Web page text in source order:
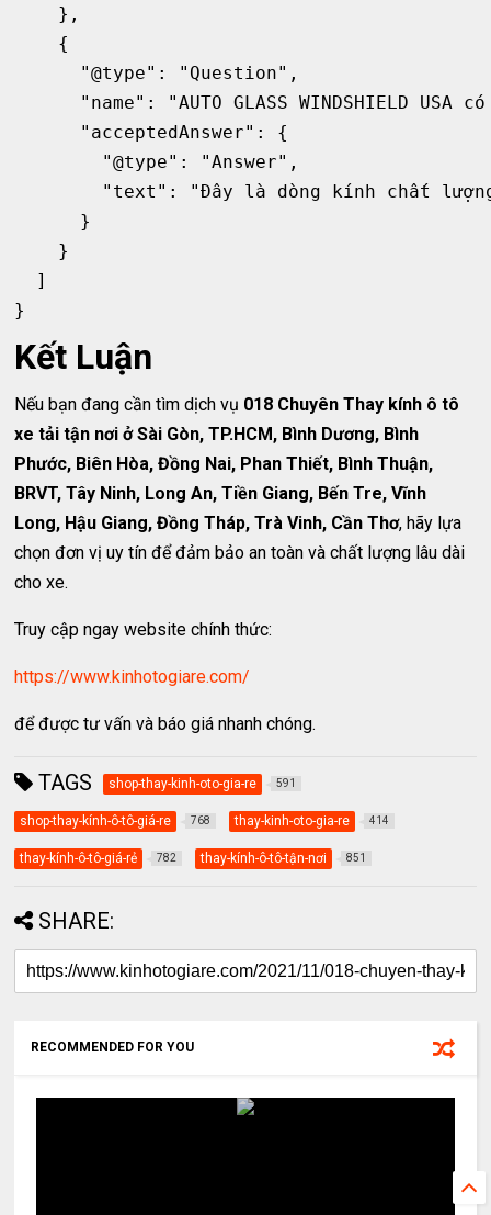
    },
    {
      "@type": "Question",
"name": "AUTO GLASS WINDSHIELD USA
      "acceptedAnswer": {
        "@type": "Answer",
"text": "Đây là dòng kính chất
      }
    }
  ]
Kết Luận
Nếu bạn đang cần tìm dịch vụ 018 Chuyên Thay kính ô tô
xe tải tận nơi ở Sài Gòn, TP.HCM, Bình Dương, Bình
Phước, Biên Hòa, Đồng Nai, Phan Thiết, Bình Thuận,
BRVT, Tây Ninh, Long An, Tiền Giang, Bến Tre, Vĩnh
Long, Hậu Giang, Đồng Tháp, Trà Vinh, Cần Thơ, hãy lựa
chọn đơn vị uy tín để đảm bảo an toàn và chất lượng lâu dài
cho xe.
Truy cập ngay website chính thức:
https://www.kinhotogiare.com/
để được tư vấn và báo giá nhanh chóng.
TAGS shop-thay-kinh-oto-gia-re 591
shop-thay-kính-ô-tô-giá-re 768 thay-kinh-oto-gia-re 414
thay-kính-ô-tô-giá-rẻ 782 thay-kính-ô-tô-tận-nơi 851
SHARE:
RECOMMENDED FOR YOU